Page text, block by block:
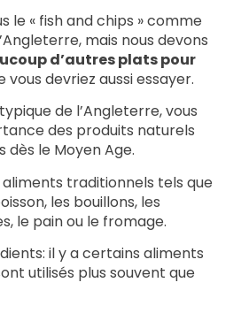
le « fish and chips » comme
mais nous devons
d’autres plats pour
vous devriez aussi essayer.
de l’Angleterre, vous
des produits naturels
le Moyen Age.
traditionnels tels que
les bouillons, les
le pain ou le fromage.
il y a certains aliments
utilisés plus souvent que